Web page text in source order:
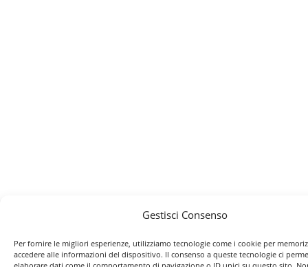
Gestisci Consenso
Per fornire le migliori esperienze, utilizziamo tecnologie come i cookie per
accedere alle informazioni del dispositivo. Il consenso a queste tecnologie ci